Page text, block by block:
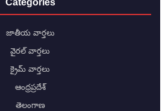
Categories
జాతీయ వార్తలు
వైరల్ వార్తలు
క్రైమ్ వార్తలు
ఆంధ్రప్రదేశ్
తెలంగాణ